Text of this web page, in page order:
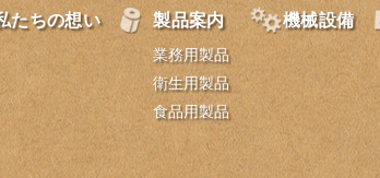
たちの想い 製品案内
業務用製品
衛生用製品
食品用製品
機械設備